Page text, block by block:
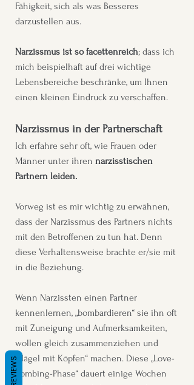
Fähigkeit, sich als was Besseres
darzustellen aus.
Narzissmus ist so facettenreich; dass ich
mich beispielhaft auf drei wichtige
Lebensbereiche beschränke, um Ihnen
einen kleinen Eindruck zu verschaffen.
Narzissmus in der Partnerschaft
Ich erfahre sehr oft, wie Frauen oder
Männer unter ihren narzisstischen
Partnern leiden.
Vorweg ist es mir wichtig zu erwähnen,
dass der Narzissmus des Partners nichts
mit den Betroffenen zu tun hat. Denn
diese Verhaltensweise brachte er/sie mit
in die Beziehung.
Wenn Narzissten einen Partner
kennenlernen, „bombardieren“ sie ihn oft
mit Zuneigung und Aufmerksamkeiten,
wollen gleich zusammenziehen und
„Nägel mit Köpfen“ machen. Diese „Love-
Bombing-Phase“ dauert einige Wochen
REVIEWS